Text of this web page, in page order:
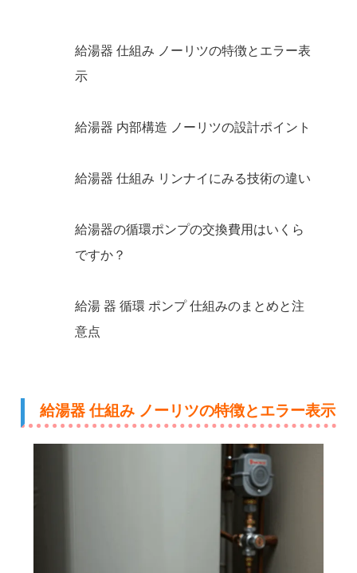
給湯器 仕組み ノーリツの特徴とエラー表
示
給湯器 内部構造 ノーリツの設計ポイント
給湯器 仕組み リンナイにみる技術の違い
給湯器の循環ポンプの交換費用はいくら
ですか？
給湯 器 循環 ポンプ 仕組みのまとめと注
意点
給湯器 仕組み ノーリツの特徴とエラー表示